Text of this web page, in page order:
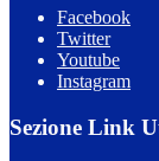
Facebook
Twitter
Youtube
Instagram
Sezione Link